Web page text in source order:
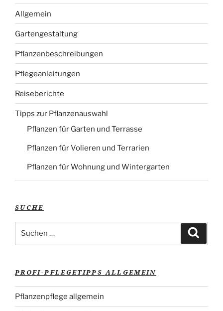
Allgemein
Gartengestaltung
Pflanzenbeschreibungen
Pflegeanleitungen
Reiseberichte
Tipps zur Pflanzenauswahl
Pflanzen für Garten und Terrasse
Pflanzen für Volieren und Terrarien
Pflanzen für Wohnung und Wintergarten
SUCHE
nach:
PROFI-PFLEGETIPPS ALLGEMEIN
Pflanzenpflege allgemein